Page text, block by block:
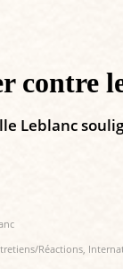
contre
Leblanc
Réactions